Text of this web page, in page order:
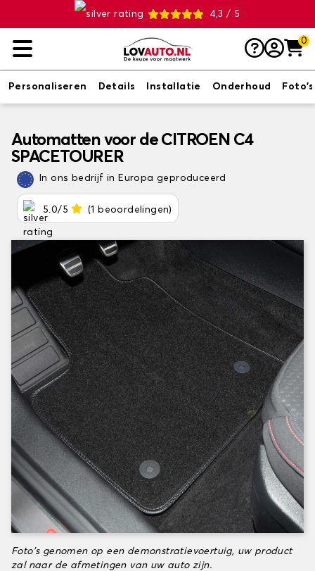
4,3 / 5
0
Personaliseren Details Installatie Onderhoud Foto's
Automatten voor de CITROEN C4
SPACETOURER
In ons bedrijf in Europa geproduceerd
5.0/5 (1 beoordelingen)
Foto's genomen op een demonstratievoertuig, uw product
zal naar de afmetingen van uw auto zijn.